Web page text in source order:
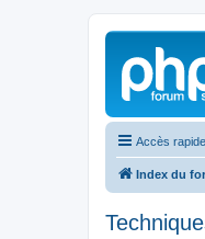
Accès rapide
Index du